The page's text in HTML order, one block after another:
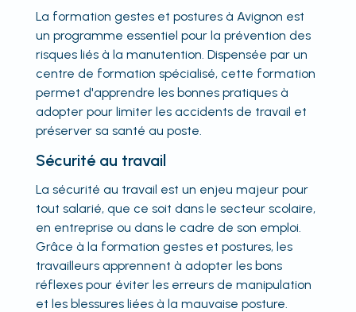
La formation gestes et postures à Avignon est
un programme essentiel pour la prévention des
risques liés à la manutention. Dispensée par un
centre de formation spécialisé, cette formation
permet d'apprendre les bonnes pratiques à
adopter pour limiter les accidents de travail et
préserver sa santé au poste.
Sécurité au travail
La sécurité au travail est un enjeu majeur pour
tout salarié, que ce soit dans le secteur scolaire,
en entreprise ou dans le cadre de son emploi.
Grâce à la formation gestes et postures, les
travailleurs apprennent à adopter les bons
réflexes pour éviter les erreurs de manipulation
et les blessures liées à la mauvaise posture.